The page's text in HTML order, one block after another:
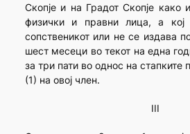
Скопје и на Градот Скопје како
физички и правни лица, а
сопственикот или не се издава
шест месеци во текот на една
за три пати во однос на стапките
(1) на овој член.
III